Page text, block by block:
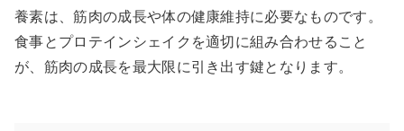
養素は、筋肉の成長や体の健康維持に必要なものです。
食事とプロテインシェイクを適切に組み合わせること
が、筋肉の成長を最大限に引き出す鍵となります。